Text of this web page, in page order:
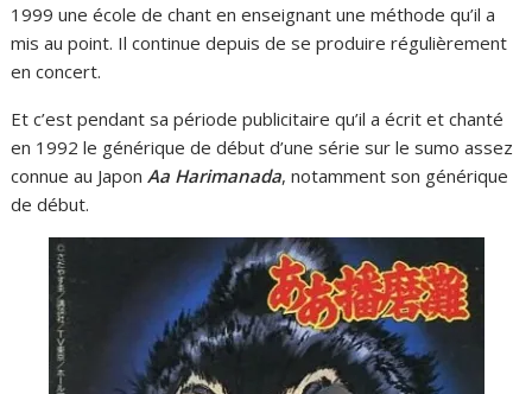
1999 une école de chant en enseignant une méthode qu’il a
mis au point. Il continue depuis de se produire régulièrement
en concert.
Et c’est pendant sa période publicitaire qu’il a écrit et chanté
en 1992 le générique de début d’une série sur le sumo assez
connue au JaponAa Harimanada, notamment son générique
de début.